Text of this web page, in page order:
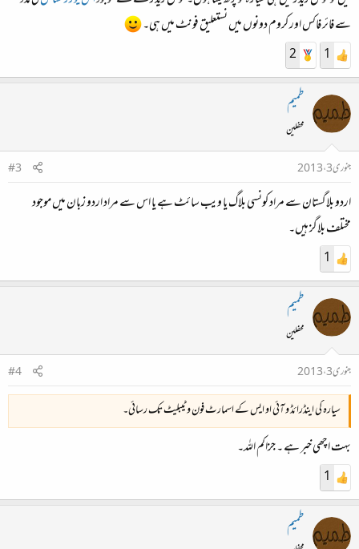
سے فائر فاکس اور کروم دونوں میں نستعلیق فونٹ میں ہی۔
1
2
طمیم
محفلین
جنوری 3، 2013
#3
اردو بلاگستان سے مراد کونسی بلاگ یا ویب سائٹ ہے یا اس سے مراد اردو زبان میں موجود
مختلف بلاگز ہیں۔
1
طمیم
محفلین
جنوری 3، 2013
#4
سیارہ کی اینڈرائڈ و آئی او ایس کے اسمارٹ فون و ٹیبلیٹ تک رسائی۔
بہت اچھی خبر ہے ۔ جزاکم اللہ۔
1
طمیم